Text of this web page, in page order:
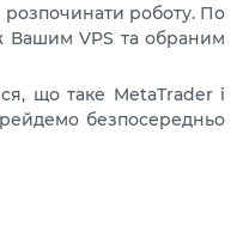
розпочинати роботу. По
Вашим VPS та обраним
що таке MetaTrader і
безпосередньо